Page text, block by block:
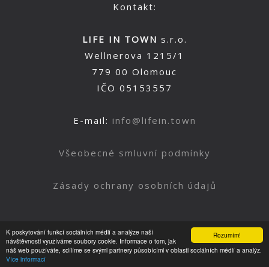
Rozumím!
K poskytování funkcí sociálních médií a analýze naší
návštěvnosti využíváme soubory cookie. Informace o tom, jak
náš web používáte, sdílíme se svými partnery působícími v oblasti sociálních médií a analýz.
Více informací
Kontakt:
LIFE IN TOWN s.r.o.
Wellnerova 1215/1
779 00 Olomouc
IČO 05153557
E-mail: info@lifein.town
Všeobecné smluvní podmínky
Zásady ochrany osobních údajů
Nahoru